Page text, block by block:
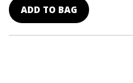
ADD TO BAG